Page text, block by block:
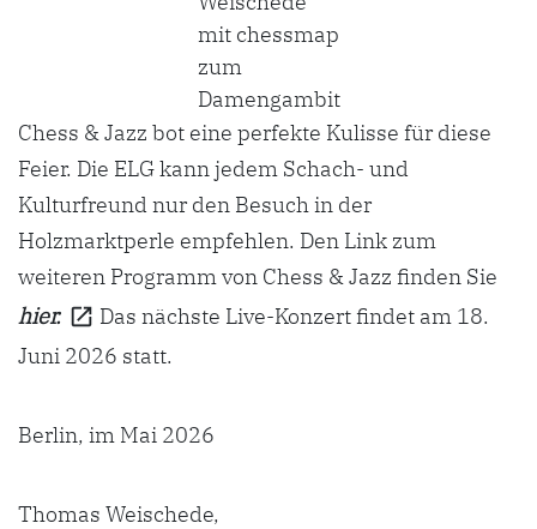
mit chessmap
zum
Damengambit
Chess & Jazz bot eine perfekte Kulisse für diese
Feier. Die ELG kann jedem Schach- und
Kulturfreund nur den Besuch in der
Holzmarktperle empfehlen. Den Link zum
weiteren Programm von Chess & Jazz finden Sie
hier.
Das nächste Live-Konzert findet am 18.
Juni 2026 statt.
Berlin, im Mai 2026
Thomas Weischede,